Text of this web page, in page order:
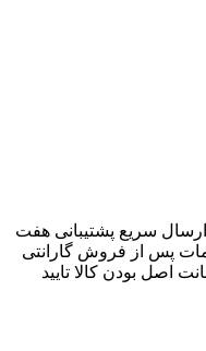
پشتیبانی هفت
پس از فروش گارانتی
اصل بودن کالا تایید